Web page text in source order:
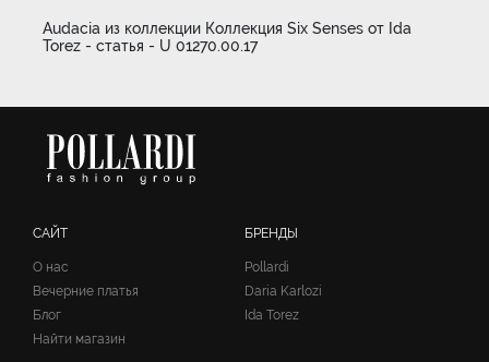
Audacia из коллекции Коллекция Six Senses от Ida
Torez - статья - U 01270.00.17
САЙТ
О нас
Вечерние платья
Блог
Найти магазин
БРЕНДЫ
Pollardi
Daria Karlozi
Ida Torez